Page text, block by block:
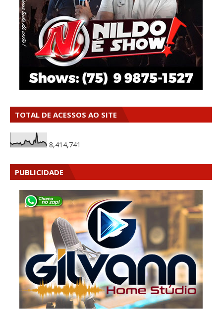
TOTAL DE ACESSOS AO SITE
8,414,741
PUBLICIDADE